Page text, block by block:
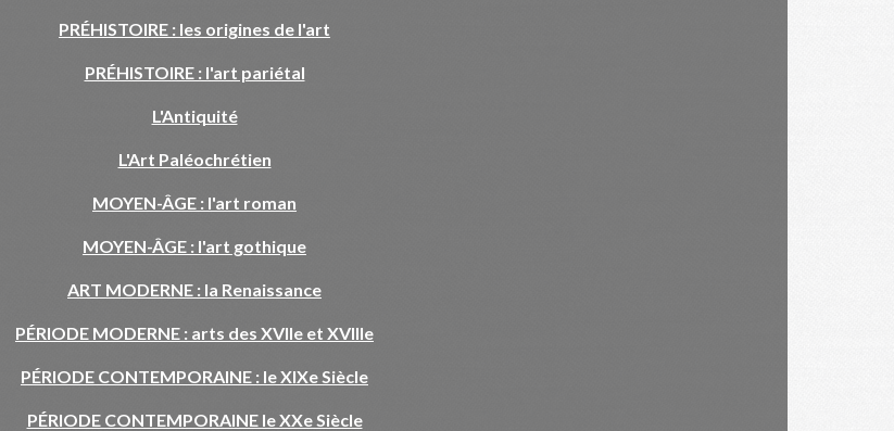
PRÉHISTOIRE : les origines de l'art
PRÉHISTOIRE : l'art pariétal
L'Antiquité
L'Art Paléochrétien
MOYEN-ÂGE : l'art roman
MOYEN-ÂGE : l'art gothique
ART MODERNE : la Renaissance
PÉRIODE MODERNE : arts des XVIIe et XVIIIe
PÉRIODE CONTEMPORAINE : le XIXe Siècle
PÉRIODE CONTEMPORAINE le XXe Siècle